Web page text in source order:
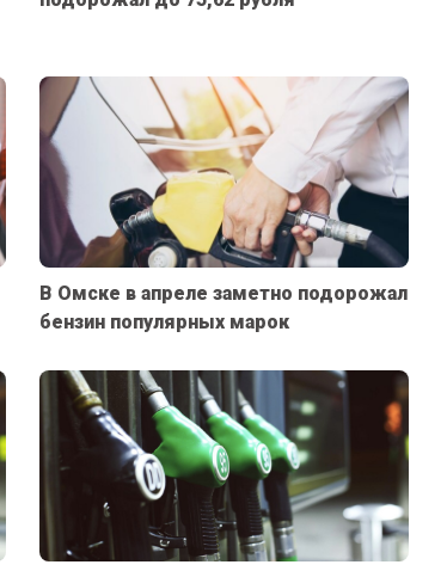
В Омске в апреле заметно подорожал
бензин популярных марок